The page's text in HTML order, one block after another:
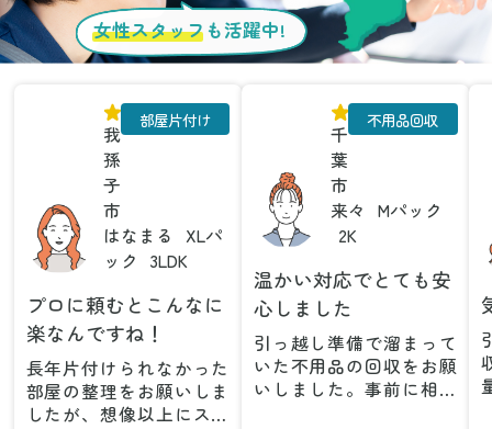
女性スタッフ も活躍中!
我
孫
子
市
はなまる
XLパ
ック
3LDK
部屋片付け
プロに頼むとこんなに
楽なんですね！
長年片付けられなかった
部屋の整理をお願いしま
したが、想像以上にスム
千
葉
市
来々
Mパック
2K
不用品回収
温かい対応でとても安
心しました
引っ越し準備で溜まって
いた不用品の回収をお願
いしました。事前に相談